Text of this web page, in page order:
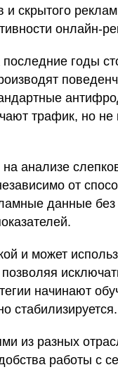
и скрытого
последние годы
трафик, но не
анализе
от
данные
и может
начинают
стабилизируется.
из разных
работы с